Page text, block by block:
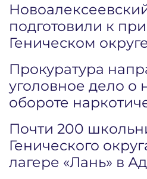
подготовили к
Геническом
Прокуратура
уголовное дело о
обороте
Почти 200
Генического
лагере «Лань» в